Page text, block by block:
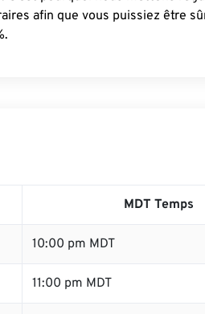
afin que vous puissiez être
MDT Temps
10:00 pm MDT
11:00 pm MDT